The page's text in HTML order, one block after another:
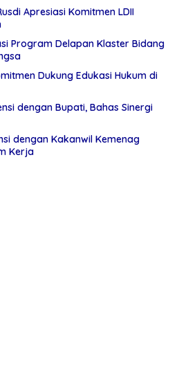
Apresiasi Komitmen LDII
Program Delapan Klaster Bidang
Dukung Edukasi Hukum di
dengan Bupati, Bahas Sinergi
dengan Kakanwil Kemenag
Kerja